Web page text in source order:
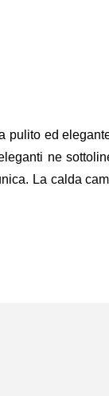
ed
ne
La calda